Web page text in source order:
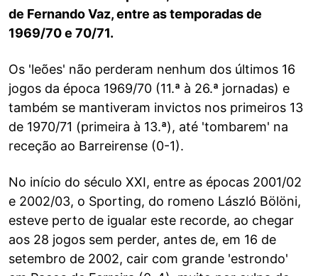
de Fernando Vaz, entre as temporadas de
1969/70 e 70/71.
Os 'leões' não perderam nenhum dos últimos 16
jogos da época 1969/70 (11.ª à 26.ª jornadas) e
também se mantiveram invictos nos primeiros 13
de 1970/71 (primeira à 13.ª), até 'tombarem' na
receção ao Barreirense (0-1).
No início do século XXI, entre as épocas 2001/02
e 2002/03, o Sporting, do romeno László Bölöni,
esteve perto de igualar este recorde, ao chegar
aos 28 jogos sem perder, antes de, em 16 de
setembro de 2002, cair com grande 'estrondo'